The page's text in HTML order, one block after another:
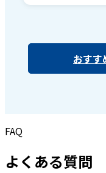
おすす
FAQ
よくある質問